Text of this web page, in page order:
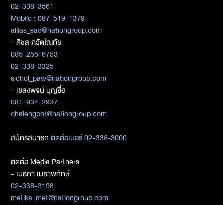
02-338-3561
Mobile : 087-519-1379
allias_sae@nationgroup.com
- ศิชล ภวัตโณทัย
085-255-6753
02-338-3325
sichol_paw@nationgroup.com
- เชลงพจน์ บุญซื่อ
081-934-2937
chalengpot@nationgroup.com
สมัครสมาชิกติดต่อเบอร์ 02-338-3000
ติดต่อ Media Partners
- เมธิกา เมธาพิทักษ์
02-338-3198
metika_met@nationgroup.com